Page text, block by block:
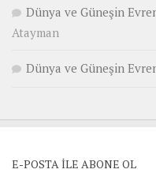
Dünya ve Güneşin
Atayman
Dünya ve Güneşin
E-POSTA ILE ABONE OL